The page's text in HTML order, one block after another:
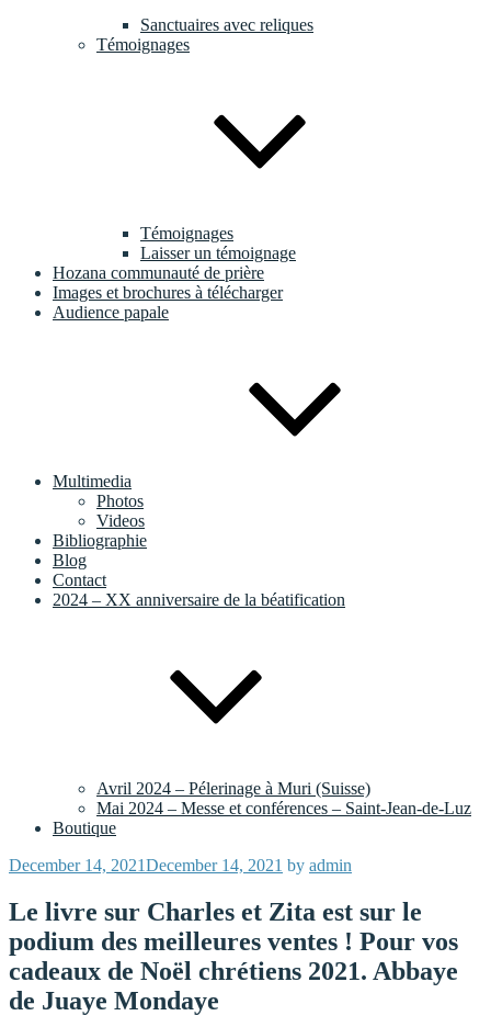
Sanctuaires avec reliques
Témoignages
Témoignages
Laisser un témoignage
Hozana communauté de prière
Images et brochures à télécharger
Audience papale
Multimedia
Photos
Videos
Bibliographie
Blog
Contact
2024 – XX anniversaire de la béatification
Avril 2024 – Pélerinage à Muri (Suisse)
Mai 2024 – Messe et conférences – Saint-Jean-de-Luz
Boutique
Posted
December 14, 2021December 14, 2021 by admin
Le livre sur Charles et Zita est sur le
podium des meilleures ventes ! Pour vos
cadeaux de Noël chrétiens 2021. Abbaye
de Juaye Mondaye